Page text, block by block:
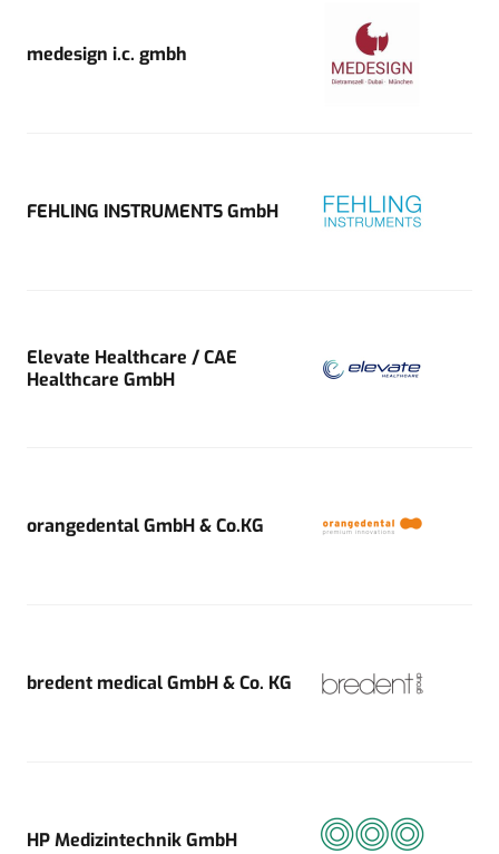
medesign i.c. gmbh
FEHLING INSTRUMENTS GmbH
Elevate Healthcare / CAE
Healthcare GmbH
orangedental GmbH & Co.KG
bredent medical GmbH & Co. KG
HP Medizintechnik GmbH